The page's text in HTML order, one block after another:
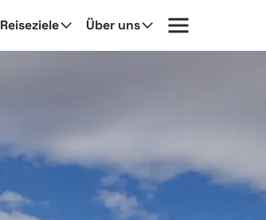
Reiseziele Über uns